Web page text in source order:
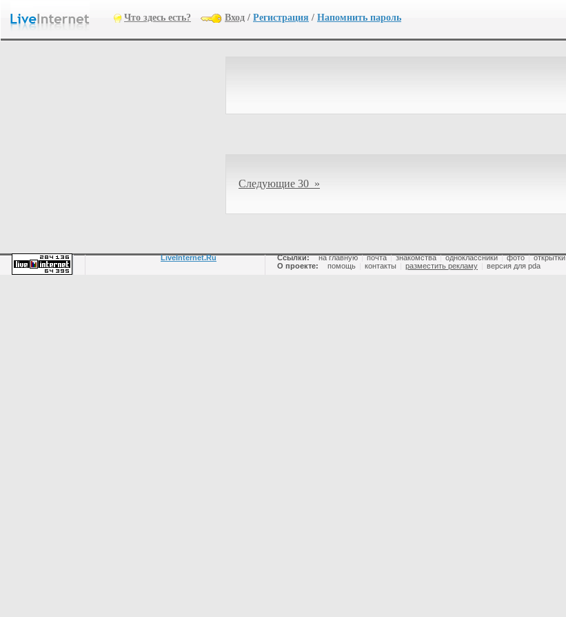
Что здесь есть? Вход / Регистрация / Напомнить пароль
Следующие 30 »
LiveInternet.Ru Ссылки: на главную | почта | знакомства | одноклассники | фото | открытки
О проекте:
помощь контакты разместить рекламу версия для pda